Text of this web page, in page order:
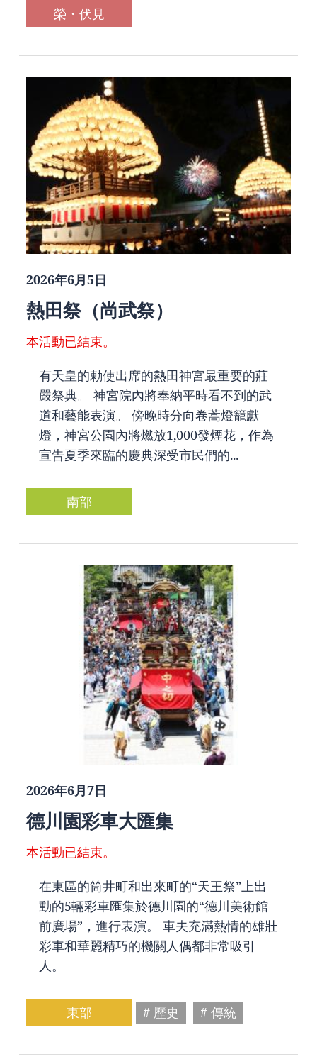
榮・伏見
2026年6月5日
熱田祭（尚武祭）
本活動已結束。
有天皇的勅使出席的熱田神宮最重要的莊
嚴祭典。 神宮院內將奉納平時看不到的武
道和藝能表演。 傍晚時分向卷蒿燈籠獻
燈，神宮公園內將燃放1,000發煙花，作為
宣告夏季來臨的慶典深受市民們的...
南部
2026年6月7日
德川園彩車大匯集
本活動已結束。
在東區的筒井町和出來町的“天王祭”上出
動的5輛彩車匯集於德川園的“德川美術館
前廣場”，進行表演。 車夫充滿熱情的雄壯
彩車和華麗精巧的機關人偶都非常吸引
人。
東部 # 歷史 # 傳統